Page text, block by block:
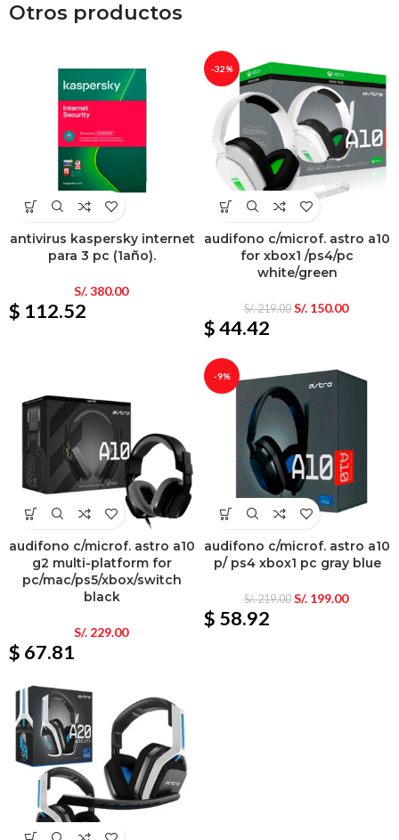
Otros productos
antivirus kaspersky internet
para 3 pc (1año).
S/.380.00
$ 112.52
-32%
audifono c/microf. astro a10
for xbox1 /ps4/pc
white/green
S/.219.00 S/.150.00
$ 44.42
audifono c/microf. astro a10
g2 multi-platform for
pc/mac/ps5/xbox/switch
black
S/.229.00
$ 67.81
-9%
audifono c/microf. astro a10
p/ ps4 xbox1 pc gray blue
S/.219.00 S/.199.00
$ 58.92